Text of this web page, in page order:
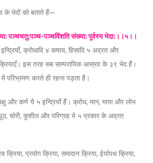
के भेदों को बताते हैं—
पञ्चचतु:पञ्च-पञ्चविंशति संख्या: पूर्वस्य भेदा:।।५।।
क्रोधादि ४ कषाय, हिसादि ५ अव्रत और
इस तरह सब साम्परायिक आस्रव के ३९ भेद हैं।
परिभ्रमण करते ही रहना पड़ता है।
और कर्ण ये ५ इन्द्रियाँ हैं। क्रोध, मान, माया और लोभ
चोरी, कुशील और परिग्रह ये ५ प्रकार के अव्रत
क्रिया, प्रयोग क्रिया, समादान क्रिया, ईर्यापथ क्रिया,